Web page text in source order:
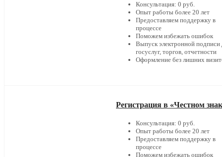
Консультация: 0 руб.
Опыт работы более 20 лет
Предоставляем поддержку в
процессе
Поможем избежать ошибок
Выпуск электронной подписи
госуслуг, торгов, отчетности
Оформление без лишних
Регистрация в «Честном
Консультация: 0 руб.
Опыт работы более 20 лет
Предоставляем поддержку в
процессе
Поможем избежать ошибок